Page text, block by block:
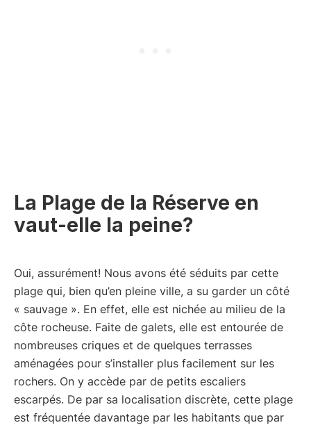
La Plage de la Réserve en
vaut-elle la peine?
Oui, assurément! Nous avons été séduits par cette
plage qui, bien qu’en pleine ville, a su garder un côté
« sauvage ». En effet, elle est nichée au milieu de la
côte rocheuse. Faite de galets, elle est entourée de
nombreuses criques et de quelques terrasses
aménagées pour s’installer plus facilement sur les
rochers. On y accède par de petits escaliers
escarpés. De par sa localisation discrète, cette plage
est fréquentée davantage par les habitants que par